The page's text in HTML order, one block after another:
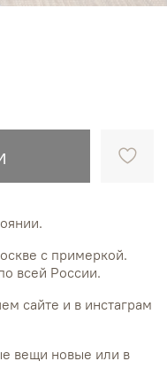
с примеркой.
всей России.
сайте и в инстаграм
вещи новые или в